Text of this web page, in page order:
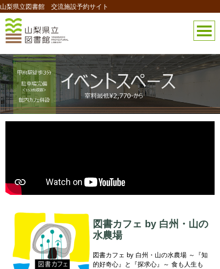
山梨県立図書館 交流施設予約サイト
図書カフェ by 白州・山の
水農場
図書カフェ by 白州・山の水農場 ～『知
的好奇心』と『探求心』～ 食も人生も